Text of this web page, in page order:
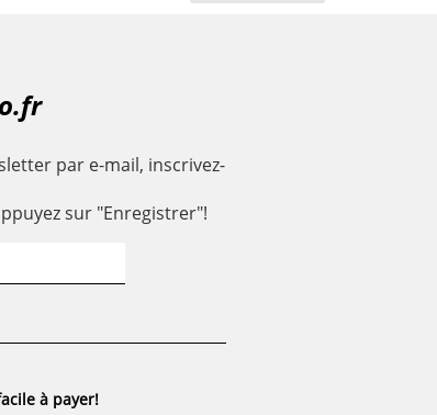
par e-mail, inscrivez-
sur "Enregistrer"!
à payer!